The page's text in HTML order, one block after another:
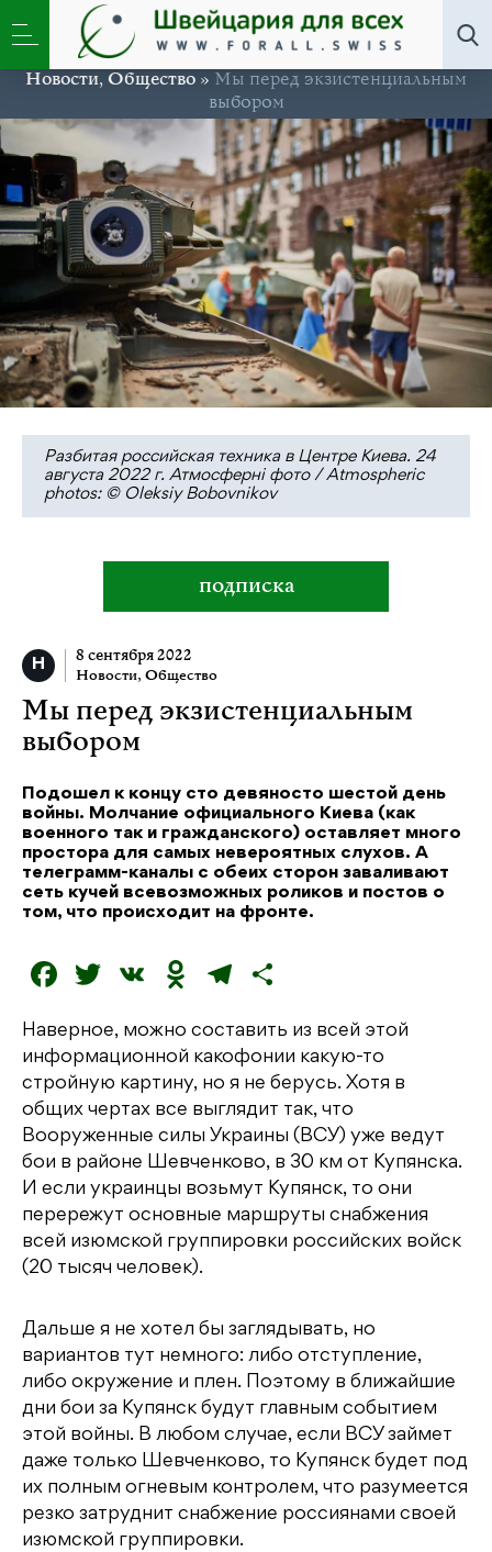
Новости,Общество » Мы перед экзистенциальным
выбором
Разбитая российская техника в Центре Киева. 24
августа 2022 г. Атмосферні фото / Atmospheric
photos: © Oleksiy Bobovnikov
подписка
8 сентября 2022
Новости, Общество
Мы перед экзистенциальным
выбором
Подошел к концу сто девяносто шестой день
войны. Молчание официального Киева (как
военного так и гражданского) оставляет много
простора для самых невероятных слухов. А
телеграмм-каналы с обеих сторон заваливают
сеть кучей всевозможных роликов и постов о
том, что происходит на фронте.
F
c
e
b
o
o
k
T
it
t
e
r
V
O
n
o
kl
a
s
s
ni
T
e
g
r
a
m
п
р
а
в
и
т
ь
Наверное, можно составить из всей этой
информационной какофонии какую-то
стройную картину, но я не берусь. Хотя в
общих чертах все выглядит так, что
Вооруженные силы Украины (ВСУ) уже ведут
бои в районе Шевченково, в 30 км от Купянска.
И если украинцы возьмут Купянск, то они
перережут основные маршруты снабжения
всей изюмской группировки российских войск
(20 тысяч человек).
Дальше я не хотел бы заглядывать, но
вариантов тут немного: либо отступление,
либо окружение и плен. Поэтому в ближайшие
дни бои за Купянск будут главным событием
этой войны. В любом случае, если ВСУ займет
даже только Шевченково, то Купянск будет под
их полным огневым контролем, что разумеется
резко затруднит снабжение россиянами своей
изюмской группировки.